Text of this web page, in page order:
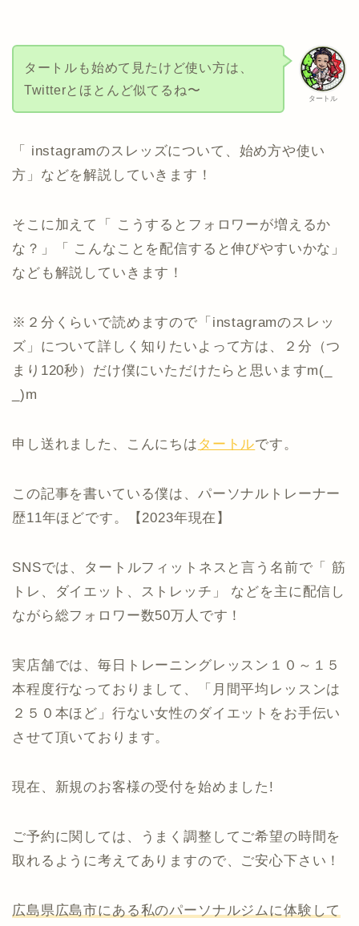
タートル
タートルも始めて見たけど使い方は、
Twitterとほとんど似てるね〜
「 instagramのスレッズについて、始め方や使い
方」などを解説していきます！
そこに加えて「 こうするとフォロワーが増えるか
な？」「 こんなことを配信すると伸びやすいかな」
なども解説していきます！
※２分くらいで読めますので「instagramのスレッ
ズ」について詳しく知りたいよって方は、２分（つ
まり120秒）だけ僕にいただけたらと思いますm(_
_)m
申し送れました、こんにちは タートルです。
この記事を書いている僕は、パーソナルトレーナー
歴11年ほどです。【2023年現在】
SNSでは、タートルフィットネスと言う名前で「 筋
トレ、ダイエット、ストレッチ」 などを主に配信し
ながら総フォロワー数50万人です！
実店舗では、毎日トレーニングレッスン１０～１５
本程度行なっておりまして、「月間平均レッスンは
２５０本ほど」行ない女性のダイエットをお手伝い
させて頂いております。
現在、新規のお客様の受付を始めました!
ご予約に関しては、うまく調整してご希望の時間を
取れるように考えてありますので、ご安心下さい！
広島県広島市にある私のパーソナルジムに体験して